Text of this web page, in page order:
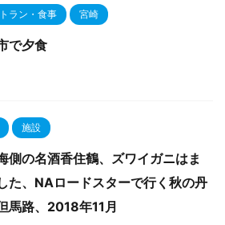
ラン・食事 宮崎
で夕食
施設
側の名酒香住鶴、ズワイガニはま
た、NAロードスターで行く秋の丹
馬路、2018年11月